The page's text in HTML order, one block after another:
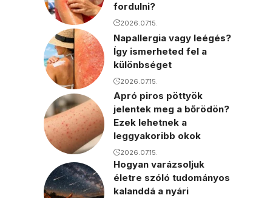
fordulni?
2026.07.15.
Napallergia vagy leégés?
Így ismerheted fel a
különbséget
2026.07.15.
Apró piros pöttyök
jelentek meg a bőrödön?
Ezek lehetnek a
leggyakoribb okok
2026.07.15.
Hogyan varázsoljuk
életre szóló tudományos
kalanddá a nyári